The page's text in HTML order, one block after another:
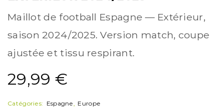
Maillot de football Espagne — Extérieur,
saison 2024/2025. Version match, coupe
ajustée et tissu respirant.
29,99 €
Catégories: Espagne, Europe